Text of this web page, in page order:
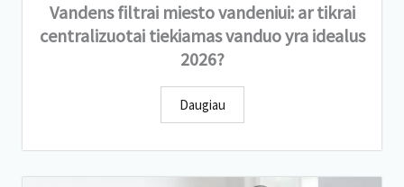
Vandens filtrai miesto vandeniui: ar tikrai
centralizuotai tiekiamas vanduo yra idealus
2026?
Daugiau